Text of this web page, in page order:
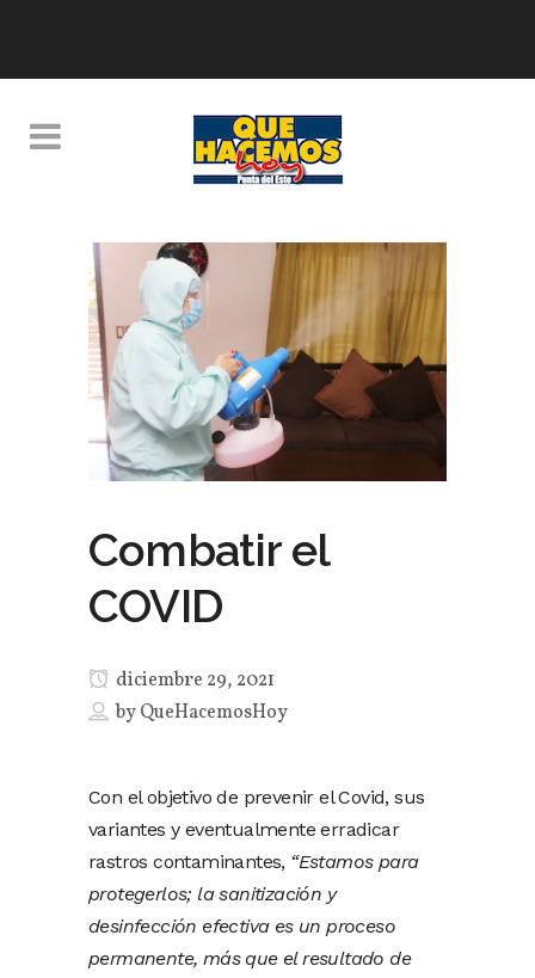
Combatir el
COVID
diciembre 29, 2021
byQueHacemosHoy
Con el objetivo de prevenir el Covid, sus
variantes y eventualmente erradicar
rastros contaminantes, “Estamos para
protegerlos; la sanitización y
desinfección efectiva es un proceso
permanente, más que el resultado de